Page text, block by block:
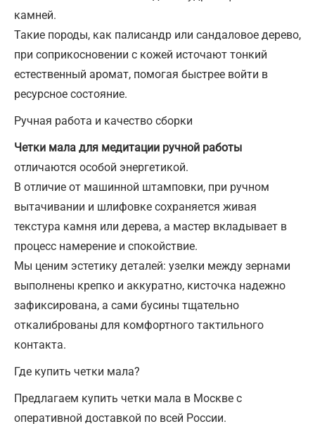
камней.
Такие породы, как палисандр или сандаловое дерево,
при соприкосновении с кожей источают тонкий
естественный аромат, помогая быстрее войти в
ресурсное состояние.
Ручная работа и качество сборки
Четки мала для медитации ручной работы
отличаются особой энергетикой.
В отличие от машинной штамповки, при ручном
вытачивании и шлифовке сохраняется живая
текстура камня или дерева, а мастер вкладывает в
процесс намерение и спокойствие.
Мы ценим эстетику деталей: узелки между зернами
выполнены крепко и аккуратно, кисточка надежно
зафиксирована, а сами бусины тщательно
откалиброваны для комфортного тактильного
контакта.
Где купить четки мала?
Предлагаем купить четки мала в Москве с
оперативной доставкой по всей России.